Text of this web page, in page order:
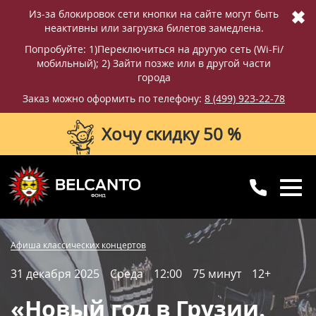
Из-за блокировок сети кнопки на сайте могут быть
неактивны или загрузка билетов замедлена.
Попробуйте: 1)Переключиться на другую сеть (Wi-Fi/
мобильный); 2) Зайти позже или в другой части
города
Заказ можно оформить по телефону: 8 (499) 923-22-78
✖
Хочу скидку 50 %
8 (499) 923-22-78
с 10:00 до 20:00
8 (800) 770-09-71
Купить билет Фотографии
Вопросы и ответы Схема зала
Афиша классических концертов
31 декабря 2025 Среда 12:00 75 минут 12+
«Новый год в Грузии.